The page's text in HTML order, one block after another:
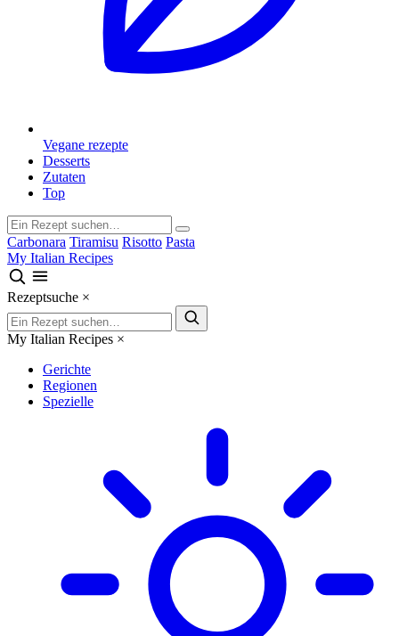
Vegane rezepte
Desserts
Zutaten
Top
Carbonara Tiramisu Risotto Pasta
My Italian Recipes
Rezeptsuche ×
My Italian Recipes ×
Gerichte
Regionen
Spezielle